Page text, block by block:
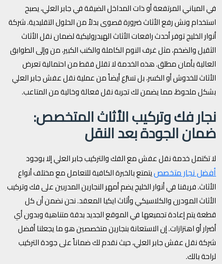
في المباني المرتفعة أو ذات المداخل الضيقة في جابر العلي، يصبح
استخدام ونش رفع الأثاث ضرورة قصوى بدلاً من الحلول التقليدية. شركة
أنوار الخليج توفر أحدث رافعات الأثاث الهيدروليكية لضمان نقل الأثاث
الثقيل والضخم، مثل غرف النوم الكاملة والكنب الكبير، من وإلى الطوابق
العالية بأمان مطلق. هذه الخدمة لا تقلل فقط من احتمالية تعرض
الأثاث للخدوش أو الكسر، بل تسرّع أيضاً من عملية نقل عفش جابر العلي
بشكل ملحوظ، مما يضمن لك تجربة نقل فعالة وخالية من المتاعب.
نجار فك وتركيب الأثاث المتخصص:
ضمان الجودة بعد النقل
لا تكتمل خدمة نقل عفش مع الفك والتركيب جابر العلي إلا بوجود
أفضل نجار متخصصيتمتع بالخبرة الكافية للتعامل مع مختلف أنواع
الأثاث. فريقنا في أنوار الخليج يضم أمهر النجارين المدربين على فك وتركيب
الأثاث المودرن والكلاسيكي وأثاث ايكيا المعقد. نحن نضمن أن كل
قطعة يتم إعادة تجميعها في الموقع الجديد بدقة متناهية وبدون أي
أضرار أو اهتزازات. إن الاستعانة بنجارين متخصصين هو ما يجعلنا أفضل
شركة نقل عفش جابر العلي، حيث نقدم لك ضماناً على جودة التركيب
لراحة بالك.